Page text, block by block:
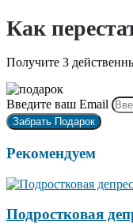
Как
Получите 3
Введите ваш Email
Рекомендуем
Подростковая